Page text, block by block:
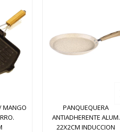
MANGO
PANQUEQUERA
ANTIADHERENTE ALUM.
22X2CM INDUCCION